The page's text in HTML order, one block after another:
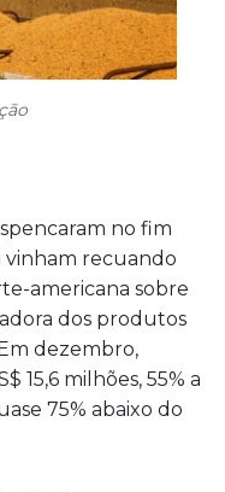
no fim
vinham recuando
americana sobre
dos produtos
dezembro,
15,6 milhões, 55% a
75% abaixo do